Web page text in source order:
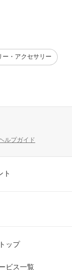
ー・アクセサリー
ルプガイド
ト
ップ
ビス一覧